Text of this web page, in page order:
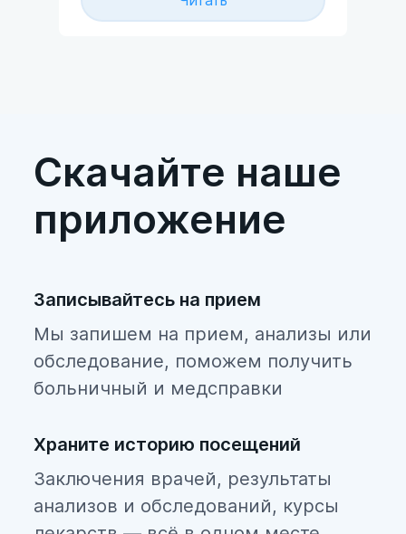
(поликлиника, стационар) не
Скачайте наше
приложение
Записывайтесь на прием
Мы запишем на прием, анализы или
обследование, поможем получить
больничный и медсправки
Храните историю посещений
Заключения врачей, результаты
анализов и обследований, курсы